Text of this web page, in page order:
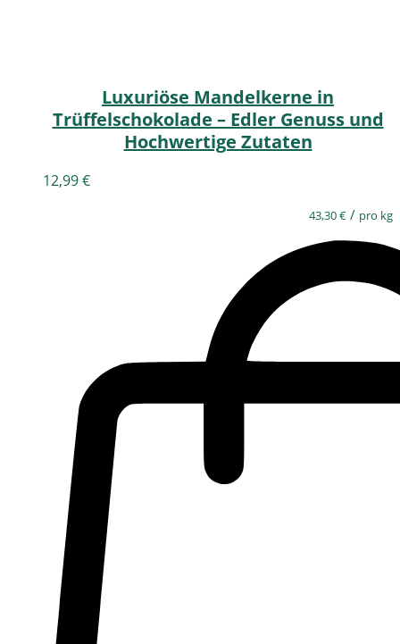
Luxuriöse Mandelkerne in
Trüffelschokolade – Edler Genuss und
Hochwertige Zutaten
12,99€
43,30€ / pro kg